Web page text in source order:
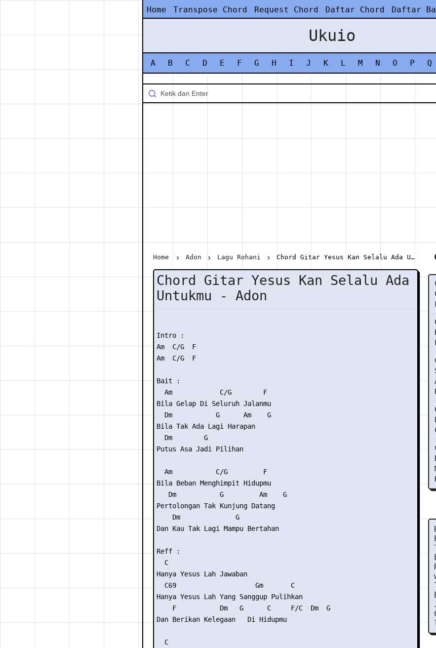
Home Transpose Chord Request Chord Daftar Chord Daftar
Ukuio
A B C D E F G H I J K L M N O P Q
Home Adon Lagu Rohani Chord Gitar Yesus Kan Selalu Ada Untukmu - Adon
Chord Gitar Yesus Kan Selalu Ada
Untukmu - Adon
Intro :
Am  C/G  F
Am  C/G  F
Bait :
  Am            C/G        F
Bila Gelap Di Seluruh Jalanmu
  Dm           G      Am    G
Bila Tak Ada Lagi Harapan
  Dm        G
Putus Asa Jadi Pilihan
  Am           C/G         F
Bila Beban Menghimpit Hidupmu
   Dm           G         Am    G
Pertolongan Tak Kunjung Datang
    Dm              G
Dan Kau Tak Lagi Mampu Bertahan
Reff :
  C
Hanya Yesus Lah Jawaban
  C69                    Gm       C
Hanya Yesus Lah Yang Sanggup Pulihkan
    F           Dm   G      C     F/C  Dm  G
Dan Berikan Kelegaan   Di Hidupmu
  C